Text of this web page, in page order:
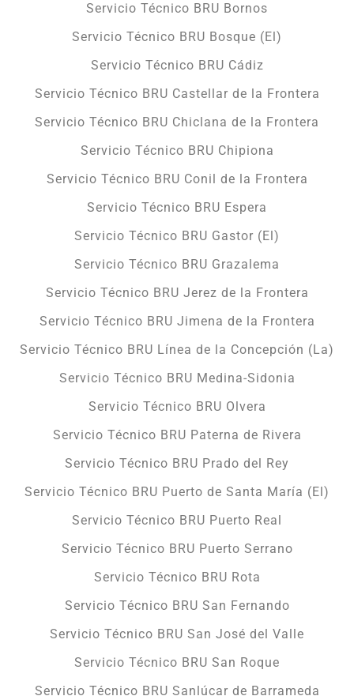
Servicio Técnico BRU Bornos
Servicio Técnico BRU Bosque (El)
Servicio Técnico BRU Cádiz
Servicio Técnico BRU Castellar de la Frontera
Servicio Técnico BRU Chiclana de la Frontera
Servicio Técnico BRU Chipiona
Servicio Técnico BRU Conil de la Frontera
Servicio Técnico BRU Espera
Servicio Técnico BRU Gastor (El)
Servicio Técnico BRU Grazalema
Servicio Técnico BRU Jerez de la Frontera
Servicio Técnico BRU Jimena de la Frontera
Servicio Técnico BRU Línea de la Concepción (La)
Servicio Técnico BRU Medina-Sidonia
Servicio Técnico BRU Olvera
Servicio Técnico BRU Paterna de Rivera
Servicio Técnico BRU Prado del Rey
Servicio Técnico BRU Puerto de Santa María (El)
Servicio Técnico BRU Puerto Real
Servicio Técnico BRU Puerto Serrano
Servicio Técnico BRU Rota
Servicio Técnico BRU San Fernando
Servicio Técnico BRU San José del Valle
Servicio Técnico BRU San Roque
Servicio Técnico BRU Sanlúcar de Barrameda